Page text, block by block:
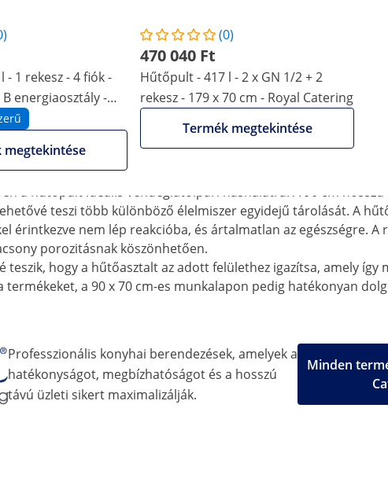
- 1 rekesz - 4 fiók -
B energiaosztály -
- Royal Catering
megtekintése
(0)
470 040 Ft
Hűtőpult - 417 l - 2 x GN 1/2 + 2
rekesz - 179 x 70 cm - Royal Catering
Termék megtekintése
a Royal Catering hűtőpultján!
a friss élelmiszereket a gyors további feldolgozáshoz.
ideális választás pizzériák és salátabárok, kebab- és
és hűtésére – egészítse ki
tartományt kínál. A hőmérséklet beállítása rendkívül
fenntartja a beállított hőmérsékletet. A 235 W-os
funkcióval rendelkezik, ami csökkenti az áramköltségeket és a
a hűtőpult ideális vendéglátóipari hasnálatra. A 90 cm
teszi több különböző élelmiszer egyidejű tárolását. A
érintkezve nem lép reakcióba, és ártalmatlan az egészségre.
porozitásnak köszönhetően.
teszik, hogy a hűtőasztalt az adott felülethez igazítsa, amely
a 90 x 70 cm-es munkalapon pedig hatékonyan
Professzionális konyhai berendezések, amelyek a
hatékonyságot, megbízhatóságot és a hosszú
távú üzleti sikert maximalizálják.
Minden